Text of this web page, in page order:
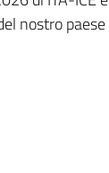
nostro paese